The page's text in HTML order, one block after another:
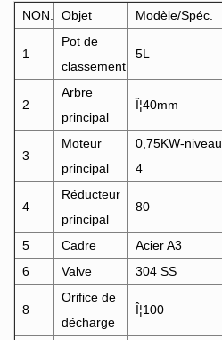
NON. Objet Modèle/Spéc.
1
Pot de
classement
5L
2
Arbre
principal
Î¦40mm
3
Moteur
principal
0,75KW-niveau
4
4
Réducteur
principal
80
5 Cadre Acier A3
6
Valve 304 SS
8
Orifice de
décharge
Î¦100